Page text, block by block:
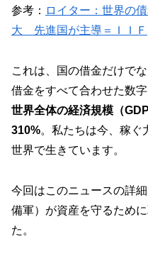
参考： ロイター：世界の
大 先進国が主導＝ＩＩＦ
これは、国の借金だけで
借金をすべて合わせた数字
世界全体の経済規模（
310%。私たちは今、稼ぐ
世界で生きています。
今回はこのニュースの詳
備軍）が資産を守るため
た。